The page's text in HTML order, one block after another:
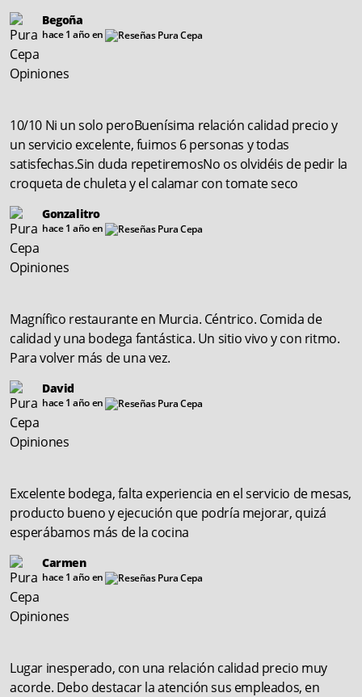
Begoña
hace 1 año en
10/10 Ni un solo peroBuenísima relación calidad precio y
un servicio excelente, fuimos 6 personas y todas
satisfechas.Sin duda repetiremosNo os olvidéis de pedir la
croqueta de chuleta y el calamar con tomate seco
Gonzalitro
hace 1 año en
Magnífico restaurante en Murcia. Céntrico. Comida de
calidad y una bodega fantástica. Un sitio vivo y con ritmo.
Para volver más de una vez.
David
hace 1 año en
Excelente bodega, falta experiencia en el servicio de mesas,
producto bueno y ejecución que podría mejorar, quizá
esperábamos más de la cocina
Carmen
hace 1 año en
Lugar inesperado, con una relación calidad precio muy
acorde. Debo destacar la atención sus empleados, en